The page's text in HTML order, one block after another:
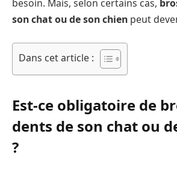
besoin. Mais, selon certains cas,
son chat ou de son chien peut
Dans cet article :
Est-ce obligatoire de
dents de son chat ou
?